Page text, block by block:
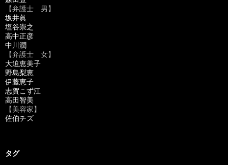
【弁護士 男】
坂井眞
塩谷崇之
高中正彦
中川潤
【弁護士 女】
大迫恵美子
野島梨恵
伊藤恵子
志賀こず江
高田智美
【美容家】
佐伯チズ
タグ